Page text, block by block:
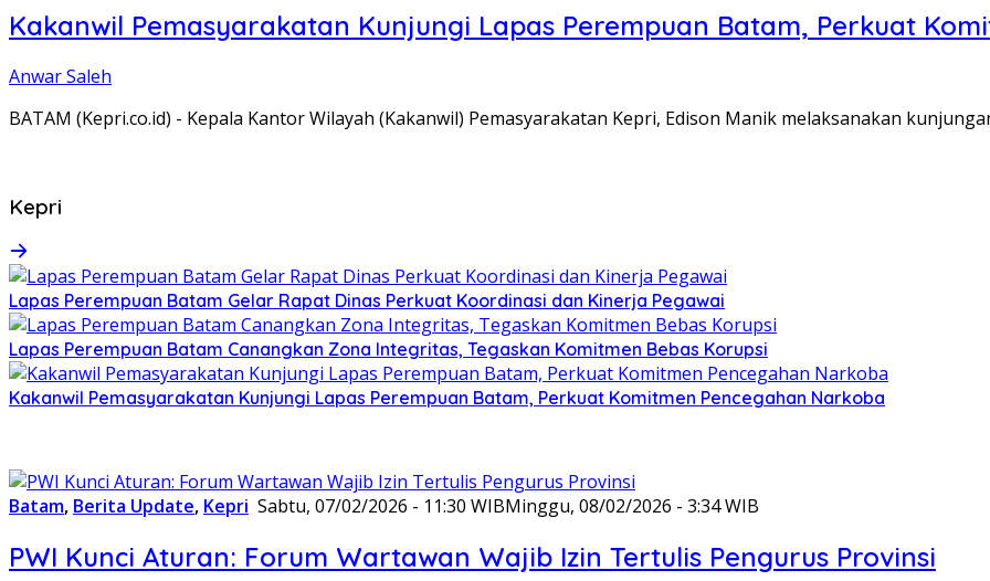
Kakanwil Pemasyarakatan Kunjungi Lapas Perempuan Batam, Perkuat
Anwar Saleh
BATAM (Kepri.co.id) - Kepala Kantor Wilayah (Kakanwil) Pemasyarakatan Kepri, Edison Manik melaksanakan
Kepri
Lapas Perempuan Batam Gelar Rapat Dinas Perkuat Koordinasi dan Kinerja Pegawai
Lapas Perempuan Batam Canangkan Zona Integritas, Tegaskan Komitmen Bebas Korupsi
Kakanwil Pemasyarakatan Kunjungi Lapas Perempuan Batam, Perkuat Komitmen Pencegahan Narkoba
Batam, Berita Update, Kepri Sabtu, 07/02/2026 - 11:30 WIBMinggu, 08/02/2026 - 3:34 WIB
PWI Kunci Aturan: Forum Wartawan Wajib Izin Tertulis Pengurus Provinsi